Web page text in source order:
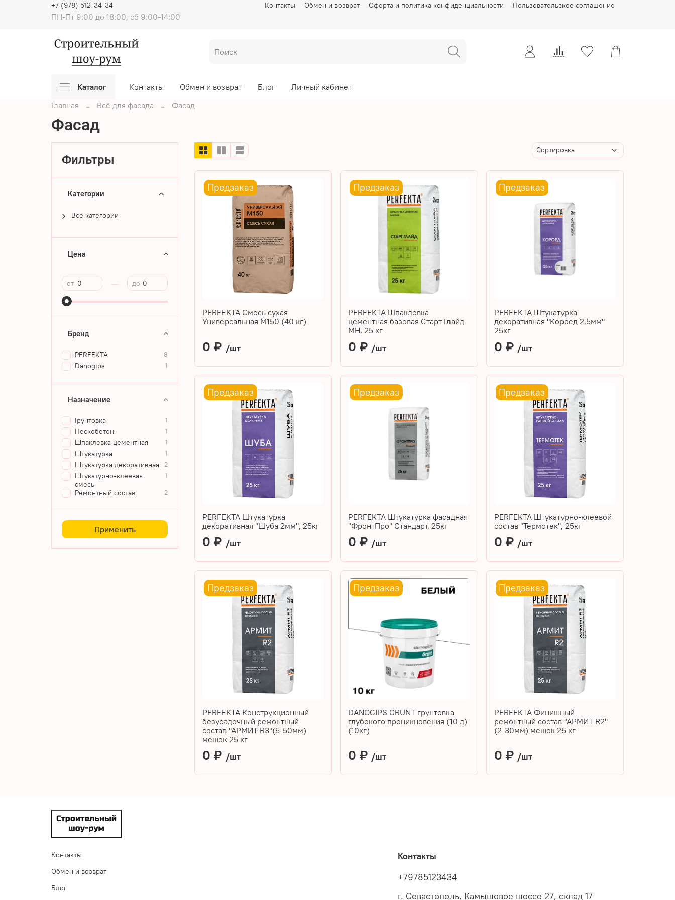
Контакты Обмен и возврат Оферта и политика конфиденциальности Пользовательское соглашение
ПН-Пт 9:00 до 18:00, сб 9:00-14:00
+7 (978) 512-34-34
Каталог Контакты Обмен и возврат Блог
Личный кабинет
Главная
Всё для фасада Фасад
Фасад
Предзаказ
PERFEKTA Смесь сухая
Универсальная М150 (40 кг)
0 ₽ /шт
Предзаказ
PERFEKTA Шпаклевка
цементная базовая Старт Глайд
МН, 25 кг
0 ₽ /шт
Предзаказ
PERFEKTA Штукатурка
декоративная "Короед 2,5мм"
25кг
0 ₽ /шт
Предзаказ
PERFEKTA Штукатурка
декоративная "Шуба 2мм", 25кг
0 ₽ /шт
Предзаказ
PERFEKTA Штукатурка фасадная
"ФронтПро" Стандарт, 25кг
0 ₽ /шт
Предзаказ
PERFEKTA Штукатурно-клеевой
состав "Термотек", 25кг
0 ₽ /шт
Предзаказ
PERFEKTA Конструкционный
безусадочный ремонтный
состав "АРМИТ R3"(5-50мм)
мешок 25 кг
0 ₽ /шт
Предзаказ
DANOGIPS GRUNT грунтовка
глубокого проникновения (10 л)
(10кг)
0 ₽ /шт
Предзаказ
PERFEKTA Финишный
ремонтный состав "АРМИТ R2"
(2-30мм) мешок 25 кг
0 ₽ /шт
Фильтры
Категории
Все категории
Цена
от — до
Бренд
PERFEKTA 8
Danogips 1
Назначение
Грунтовка 1
Пескобетон 1
Шпаклевка цементная 1
Штукатурка 1
Штукатурка декоративная 2
Штукатурно-клеевая
смесь
1
Ремонтный состав 2
Применить
Контакты
Обмен и возврат
Блог
Контакты
+79785123434
г. Севастополь, Камышовое шоссе 27, склад 17